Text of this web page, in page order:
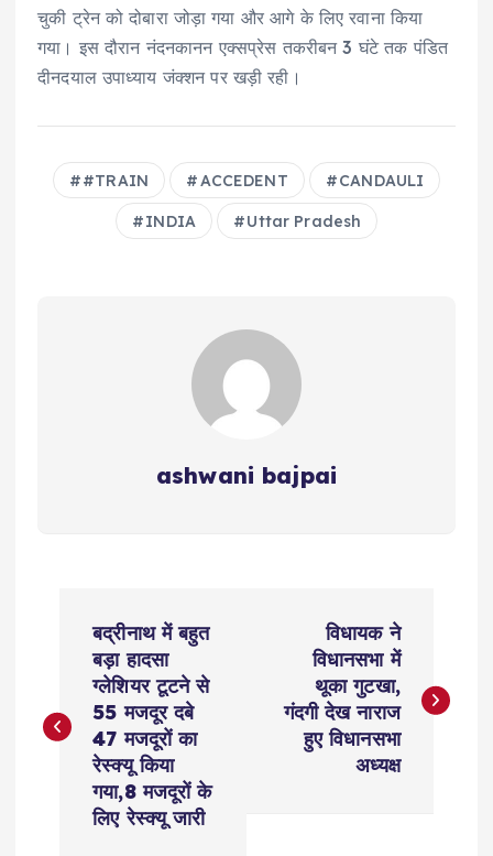
चुकी ट्रेन को दोबारा जोड़ा गया और आगे के लिए रवाना किया
गया। इस दौरान नंदनकानन एक्सप्रेस तकरीबन 3 घंटे तक पंडित
दीनदयाल उपाध्याय जंक्शन पर खड़ी रही।
#TRAIN ACCEDENT CANDAULI
INDIA Uttar Pradesh
ashwani bajpai
s
बद्रीनाथ में बहुत
बड़ा हादसा
ग्लेशियर टूटने से
55 मजदूर दबे
47 मजदूरों का
रेस्क्यू किया
गया,8 मजदूरों के
लिए रेस्क्यू जारी
विधायक ने
विधानसभा में
थूका गुटखा,
गंदगी देख नाराज
हुए विधानसभा
अध्यक्ष